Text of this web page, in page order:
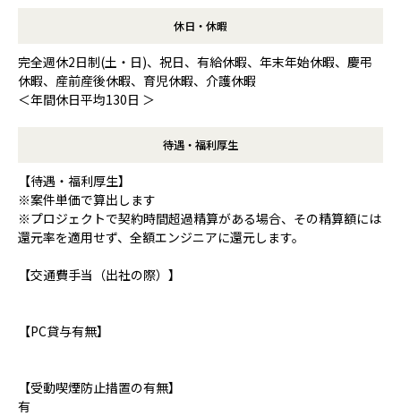
休日・休暇
完全週休2日制(土・日)、祝日、有給休暇、年末年始休暇、慶弔
休暇、産前産後休暇、育児休暇、介護休暇
＜年間休日平均130日 ＞
待遇・福利厚生
【待遇・福利厚生】
※案件単価で算出します
※プロジェクトで契約時間超過精算がある場合、その精算額には
還元率を適用せず、全額エンジニアに還元します。
【交通費手当（出社の際）】
【PC貸与有無】
【受動喫煙防止措置の有無】
有